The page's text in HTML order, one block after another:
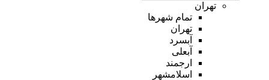
تهران
تمام شهر‌ها
تهران
آبسرد
آبعلی
ارجمند
اسلامشهر